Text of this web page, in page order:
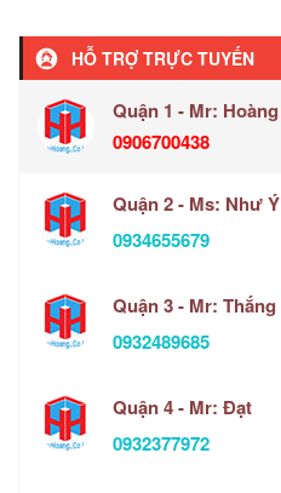
HỖ TRỢ TRỰC TUYẾN
Quận 1 - Mr: Hoàng
0906700438
Quận 2 - Ms: Như Ý
0934655679
Quận 3 - Mr: Thắng
0932489685
Quận 4 - Mr: Đạt
0932377972